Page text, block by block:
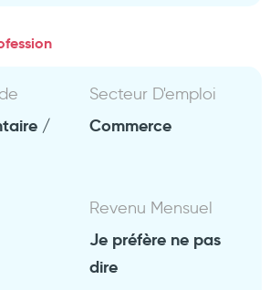
/
Secteur D'emploi
Commerce
Revenu Mensuel
Je préfère ne pas
dire